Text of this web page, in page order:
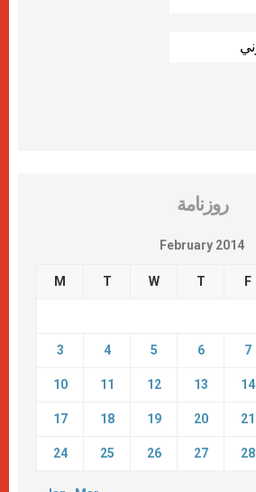
روزنامة
February 2014
M T W T F
3 4 5 6 7
10 11 12 13 14
17 18 19 20 21
24 25 26 27 28